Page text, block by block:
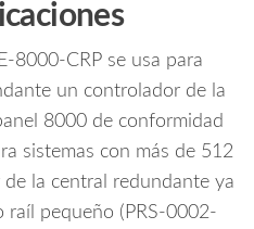
8000-CRP se usa para
un controlador de la
8000 de conformidad
sistemas con más de 512
la central redundante ya
raíl pequeño (PRS-0002-